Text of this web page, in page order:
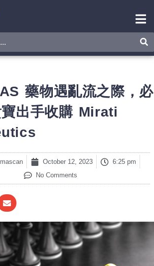
藥物遇亂流之際，必
出手收購 Mirati
October 12, 2023
6:25 pm
No Comments